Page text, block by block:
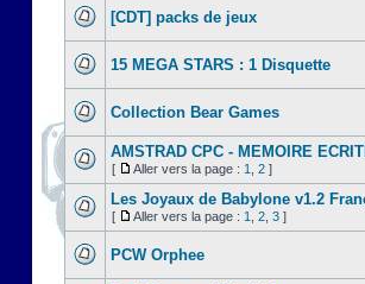
[CDT] packs de jeux
15 MEGA STARS : 1 Disquette
Collection Bear Games
AMSTRAD CPC - MEMOIRE
[ Aller vers la page : 1 2 ]
Les Joyaux de Babylone v1.2
[ Aller vers la page : 1 2 3 ]
PCW Orphee